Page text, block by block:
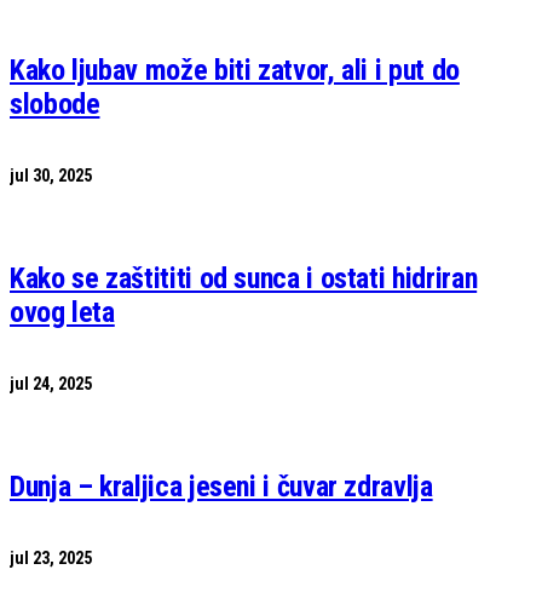
Kako ljubav može biti zatvor, ali i put do
slobode
jul 30, 2025
Kako se zaštititi od sunca i ostati hidriran
ovog leta
jul 24, 2025
Dunja – kraljica jeseni i čuvar zdravlja
jul 23, 2025